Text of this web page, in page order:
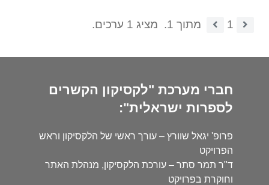
1 מתוך 1. מציג 1 ערכים.
חברי מערכת "לקסיקון הקשרים
לספרות ישראלית":
פרופ' יגאל שוורץ – עורך ראשי של הלקסיקון וראש
הפרויקט
ד"ר תמר סתר – עורכת הלקסיקון, מנהלת האתר
וחוקרת בפרויקט